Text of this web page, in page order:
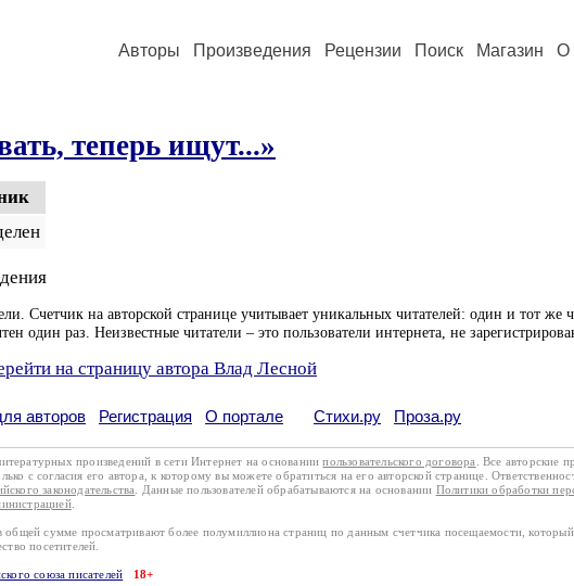
Авторы Произведения Рецензии Поиск Магазин О
теперь ищут...»
Счетчик на авторской странице учитывает уникальных читателей: один и тот же
один раз. Неизвестные читатели – это пользователи интернета, не
на страницу автора Влад Лесной
авторов Регистрация О портале Стихи.ру Проза.ру
произведений в сети Интернет на основаниипользовательского договора
. Все авторские
с согласия его автора, к которому вы можете обратиться на его авторской странице.
законодательства . Данные пользователей обрабатываются на основании Политики обработки
.
сумме просматривают более полумиллиона страниц по данным счетчика посещаемости,
посетителей.
союза писателей 18+